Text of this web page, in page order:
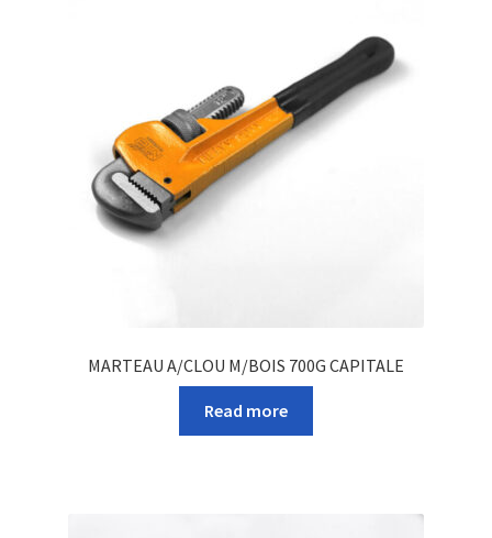
MARTEAU A/CLOU M/BOIS 700G CAPITALE
Read more